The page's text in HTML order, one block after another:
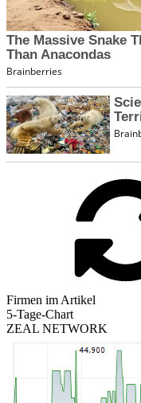
Firmen im Artikel
5-Tage-Chart
ZEAL NETWORK